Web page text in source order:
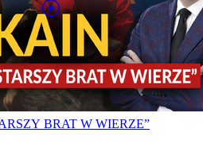
BRAT W WIERZE”